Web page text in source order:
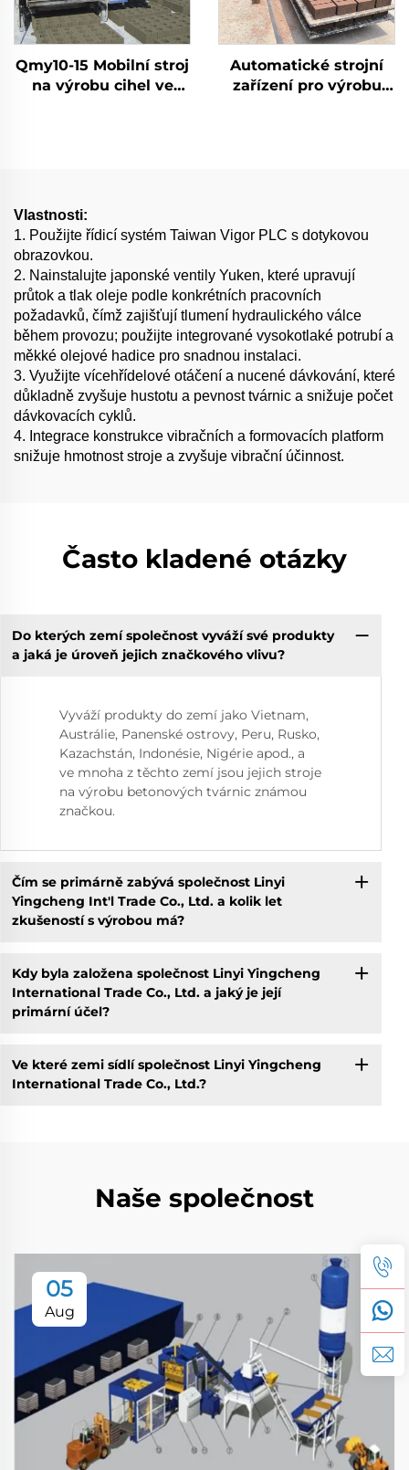
Qmy10-15 Mobilní stroj
na výrobu cihel ve
Automatické strojní
zařízení pro výrobu
Vlastnosti:
1. Použijte řídicí systém Taiwan Vigor PLC s dotykovou
obrazovkou.
2. Nainstalujte japonské ventily Yuken, které upravují
průtok a tlak oleje podle konkrétních pracovních
požadavků, čímž zajišťují tlumení hydraulického válce
během provozu; použijte integrované vysokotlaké potrubí a
měkké olejové hadice pro snadnou instalaci.
3. Využijte vícehřídelové otáčení a nucené dávkování, které
důkladně zvyšuje hustotu a pevnost tvárnic a snižuje počet
dávkovacích cyklů.
4. Integrace konstrukce vibračních a formovacích platform
snižuje hmotnost stroje a zvyšuje vibrační účinnost.
Často kladené otázky
Do kterých zemí společnost vyváží své produkty
a jaká je úroveň jejich značkového vlivu?
Vyváží produkty do zemí jako Vietnam,
Austrálie, Panenské ostrovy, Peru, Rusko,
Kazachstán, Indonésie, Nigérie apod., a
ve mnoha z těchto zemí jsou jejich stroje
na výrobu betonových tvárnic známou
značkou.
Čím se primárně zabývá společnost Linyi
Yingcheng Int'l Trade Co., Ltd. a kolik let
zkušeností s výrobou má?
Kdy byla založena společnost Linyi Yingcheng
International Trade Co., Ltd. a jaký je její
primární účel?
Ve které zemi sídlí společnost Linyi Yingcheng
International Trade Co., Ltd.?
Naše společnost
05
Aug